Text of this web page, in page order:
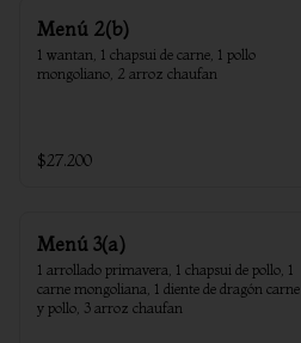
Menú 2(b)
1 wantan, 1 chapsui de carne, 1 pollo
mongoliano, 2 arroz chaufan
$27.200
Menú 3(a)
1 arrollado primavera, 1 chapsui de pollo, 1
carne mongoliana, 1 diente de dragón carne
y pollo, 3 arroz chaufan